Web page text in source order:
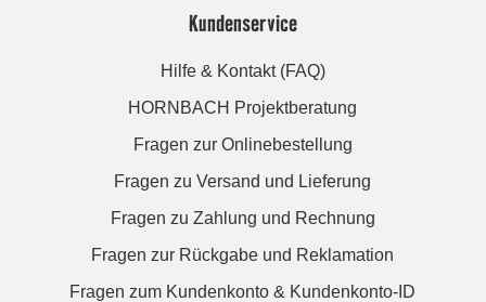
Kundenservice
Hilfe & Kontakt (FAQ)
HORNBACH Projektberatung
Fragen zur Onlinebestellung
Fragen zu Versand und Lieferung
Fragen zu Zahlung und Rechnung
Fragen zur Rückgabe und Reklamation
Fragen zum Kundenkonto & Kundenkonto-ID